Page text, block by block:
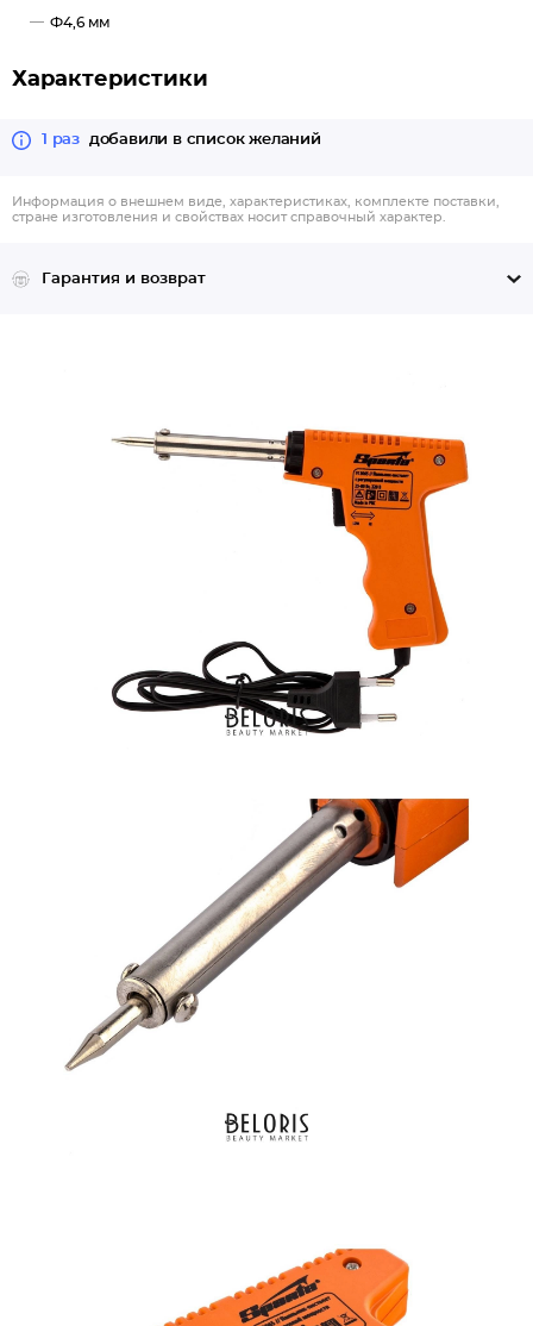
Ф4,6 мм
Характеристики
1 раз добавили в список желаний
Информация о внешнем виде, характеристиках, комплекте поставки,
стране изготовления и свойствах носит справочный характер.
Гарантия и возврат